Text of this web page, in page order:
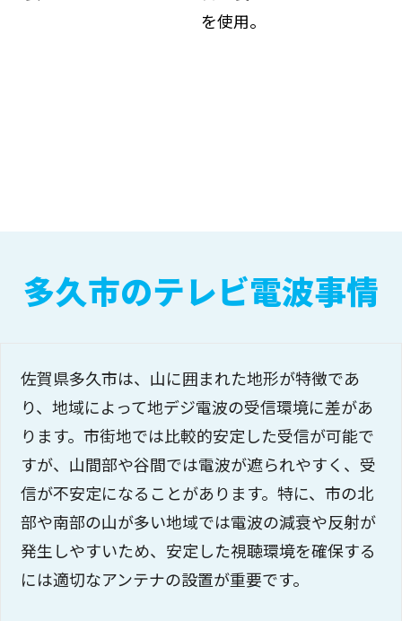
を使用。
多久市のテレビ電波事情
佐賀県多久市は、山に囲まれた地形が特徴であ
り、地域によって地デジ電波の受信環境に差があ
ります。市街地では比較的安定した受信が可能で
すが、山間部や谷間では電波が遮られやすく、受
信が不安定になることがあります。特に、市の北
部や南部の山が多い地域では電波の減衰や反射が
発生しやすいため、安定した視聴環境を確保する
には適切なアンテナの設置が重要です。